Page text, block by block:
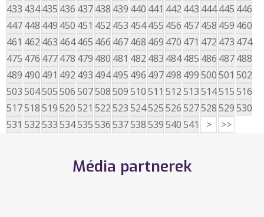
433 434435 436 437438 439 440 441 442 443 444445 446
447448 449 450 451 452 453 454455 456 457458 459 460
461 462 463 464465 466 467468 469 470 471 472 473 474
475 476 477478 479 480 481 482 483 484485 486 487488
489 490 491 492 493 494495 496 497498 499500501 502
503504505506507508509510511 512513514515516
517518519520521 522523524525526527528529530
531 532533534535536537538539540541 > >>
Média partnerek